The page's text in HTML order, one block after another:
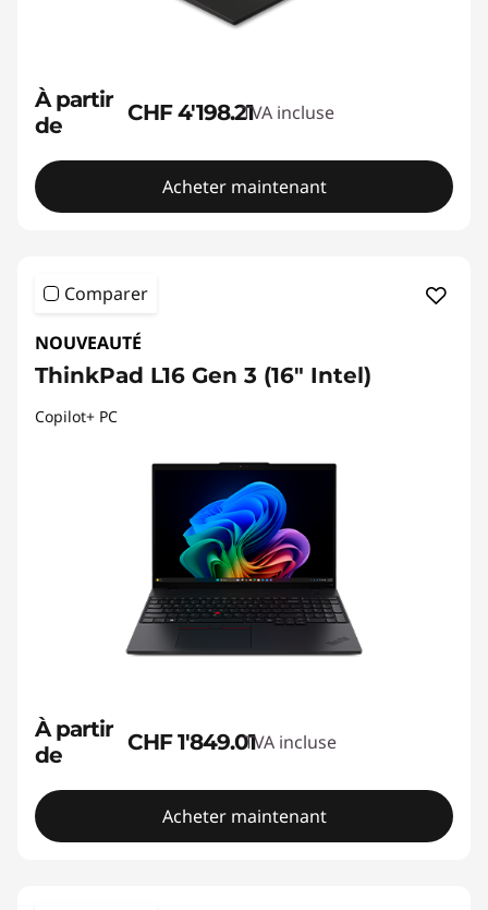
À partir
de
CHF 4'198.21TVA incluse
Acheter maintenant
Comparer
NOUVEAUTÉ
ThinkPad L16 Gen 3 (16" Intel)
Copilot+ PC
À partir
de
CHF 1'849.01TVA incluse
Acheter maintenant